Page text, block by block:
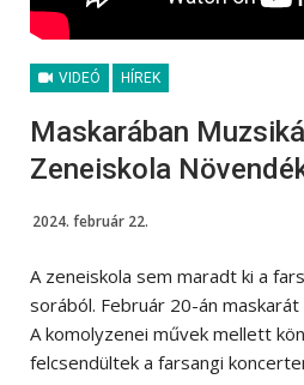
VIDEÓ HÍREK
Maskarában
Zeneiskola
2024. február 22.
A zeneiskola sem maradt ki a
sorából. Február 20-án
A komolyzenei művek mellett
felcsendültek a farsangi